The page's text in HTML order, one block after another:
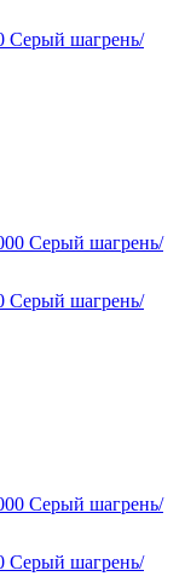
Серый шагрень/
Серый шагрень/
Серый шагрень/